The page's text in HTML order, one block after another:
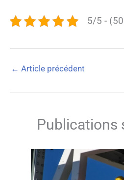
5/5 -
← Article précédent
Publications